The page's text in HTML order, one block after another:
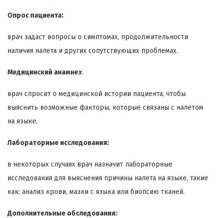
Опрос пациента:
врач задаст вопросы о симптомах, продолжительности
наличия налета и других сопутствующих проблемах.
Медицинский анамнез:
врач спросит о медицинской истории пациента, чтобы
выяснить возможные факторы, которые связаны с налетом
на языке.
Лабораторные исследования:
в некоторых случаях врач назначит лабораторные
исследования для выяснения причины налета на языке, такие
как: анализ крови, мазки с языка или биопсию тканей.
Дополнительные обследования: